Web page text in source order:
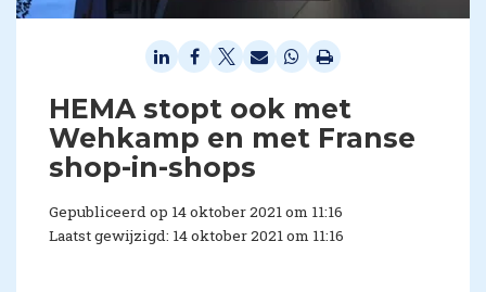
HEMA stopt ook met
Wehkamp en met Franse
shop-in-shops
Gepubliceerd op 14 oktober 2021 om 11:16
Laatst gewijzigd: 14 oktober 2021 om 11:16